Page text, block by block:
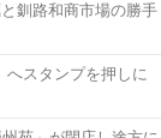
釧路和商市場の勝手
へスタンプを押しに